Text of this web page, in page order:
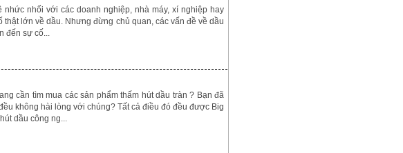
nhối với các doanh nghiệp, nhà máy, xí nghiệp hay
lớn về dầu. Nhưng đừng chủ quan, các vấn đề về dầu
đến sự cố...
cần tìm mua các sản phẩm thấm hút dầu tràn ? Bạn đã
không hài lòng với chúng? Tất cả điều đó đều được Big
dầu công ng...